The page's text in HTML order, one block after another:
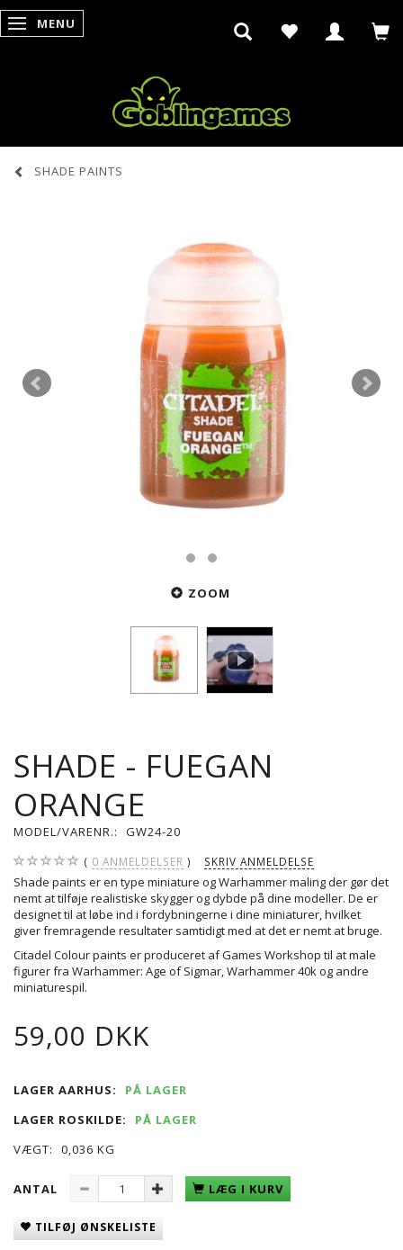
SKIFTE NAVIGATION
MENU
SHADE PAINTS
ZOOM
SHADE - FUEGAN
ORANGE
MODEL/VARENR.: GW24-20
0 ANMELDELSER SKRIV ANMELDELSE
Shade paints er en type miniature og Warhammer maling der gør det
nemt at tilføje realistiske skygger og dybde på dine modeller. De er
designet til at løbe ind i fordybningerne i dine miniaturer, hvilket
giver fremragende resultater samtidigt med at det er nemt at bruge.
Citadel Colour paints er produceret af Games Workshop til at male
figurer fra Warhammer: Age of Sigmar, Warhammer 40k og andre
miniaturespil.
59,00 DKK
LAGER AARHUS:
PÅ LAGER
LAGER ROSKILDE:
PÅ LAGER
VÆGT:
0,036 KG
ANTAL LÆG I KURV
TILFØJ ØNSKELISTE